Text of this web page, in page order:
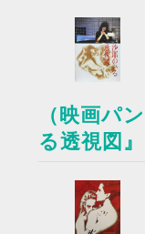
（映画パ
る透視図』